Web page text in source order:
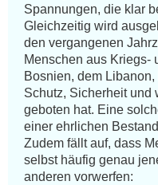
Spannungen, die klar
Gleichzeitig wird
den vergangenen
Menschen aus Kriegs-
Bosnien, dem
Schutz, Sicherheit und
geboten hat. Eine
einer ehrlichen
Zudem fällt auf, dass
selbst häufig genau
anderen vorwerfen: